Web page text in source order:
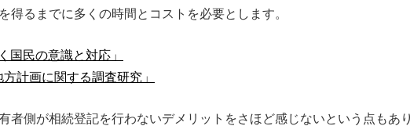
るまでに多くの時間とコストを必要とします。
国民の意識と対応」
計画に関する調査研究」
者側が相続登記を行わないデメリットをさほど感じないという点もあ